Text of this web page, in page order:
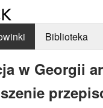
Biblioteka
w Georgii